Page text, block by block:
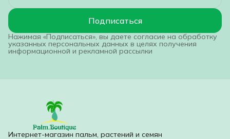
Подписаться
Нажимая «Подписаться», вы даете согласие на обработку
указанных персональных данных в целях получения
информационной и рекламной рассылки
Интернет-магазин пальм, растений и семян